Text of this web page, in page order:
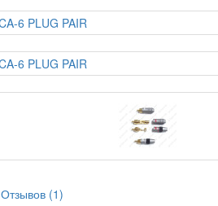
Отзывов (1)